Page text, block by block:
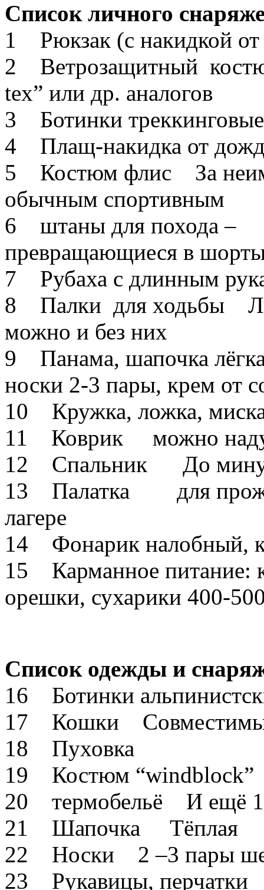
Список личного
1 Рюкзак (с накидкой
2 Ветрозащитный
tex” или др. аналогов
3 Ботинки
4 Плащ-накидка от
5 Костюм флис За
обычным спортивным
6 штаны для похода –
превращающиеся в
7 Рубаха с длинным
8 Палки для ходьбы
можно и без них
9 Панама, шапочка
носки 2-3 пары, крем от
10 Кружка, ложка,
11 Коврик можно
12 Спальник До
13 Палатка для
лагере
14 Фонарик налобный,
15 Карманное питание:
орешки, сухарики 400-
Список одежды и
16 Ботинки
17 Кошки
18 Пуховка
19 Костюм
20 термобельё И ещё 1
21 Шапочка Тёплая
22 Носки 2 –3 пары
23 Рукавицы, перчатки